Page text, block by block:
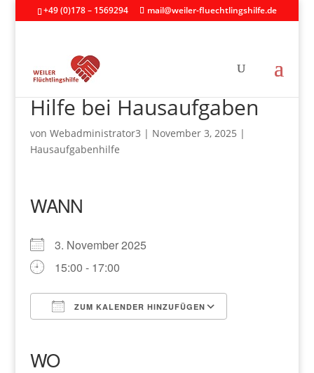
+49 (0)178 – 1569294 mail@weiler-fluechtlingshilfe.de
Hilfe bei Hausaufgaben
von Webadministrator3 | November 3, 2025 |
Hausaufgabenhilfe
WANN
3. November 2025
15:00 - 17:00
ZUM KALENDER HINZUFÜGEN
WO